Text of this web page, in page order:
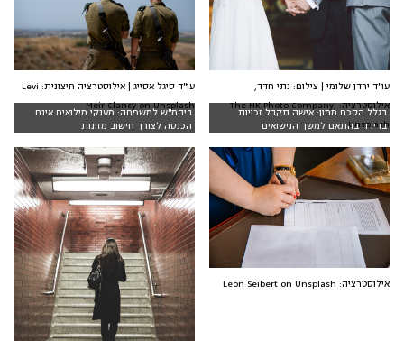
בגלל הסכם ממון: אישה תקבל זכויות
בדירה בהתאם למשך הנישואים
עו"ד ירדן שלומי | צילום: נתי חדד,
אילוסטרציה: The HK Photo Company,
Unsplash
ביהמ"ש למשפחה: מענקי מילואים אינם
הכנסה לצורך חישוב מזונות
עו"ד סיגל אסייג | אילוסטרציה חיצונית: Levi
Meir Clancy on Unsplash
אילוסטרציה: Leon Seibert on Unsplash